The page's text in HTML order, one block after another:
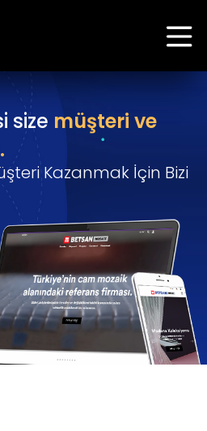
size müşteri ve
Kazanmak İçin Bizi